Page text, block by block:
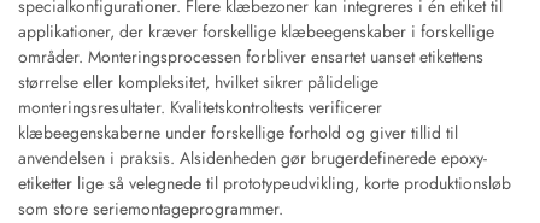
specialkonfigurationer. Flere klæbezoner kan integreres i én etiket til
applikationer, der kræver forskellige klæbeegenskaber i forskellige
områder. Monteringsprocessen forbliver ensartet uanset etikettens
størrelse eller kompleksitet, hvilket sikrer pålidelige
monteringsresultater. Kvalitetskontroltests verificerer
klæbeegenskaberne under forskellige forhold og giver tillid til
anvendelsen i praksis. Alsidenheden gør brugerdefinerede epoxy-
etiketter lige så velegnede til prototypeudvikling, korte produktionsløb
som store seriemontageprogrammer.